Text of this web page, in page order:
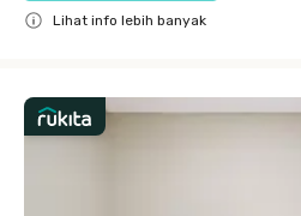
Lihat info lebih banyak